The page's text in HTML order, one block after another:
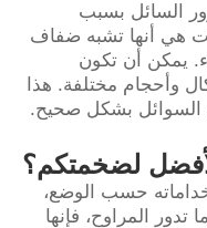
السائل بسبب
هي أنها تشبه ضفاف
يمكن أن تكون
وأحجام مختلفة. هذا
السوائل بشكل صحيح.
لضخمتكم؟
حسب الوضع،
تدور المراوح، فإنها